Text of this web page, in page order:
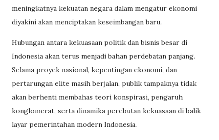
meningkatnya kekuatan negara dalam mengatur ekonomi
diyakini akan menciptakan keseimbangan baru.
Hubungan antara kekuasaan politik dan bisnis besar di
Indonesia akan terus menjadi bahan perdebatan panjang.
Selama proyek nasional, kepentingan ekonomi, dan
pertarungan elite masih berjalan, publik tampaknya tidak
akan berhenti membahas teori konspirasi, pengaruh
konglomerat, serta dinamika perebutan kekuasaan di balik
layar pemerintahan modern Indonesia.